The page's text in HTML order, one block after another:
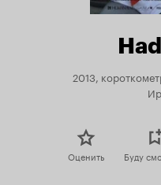
2013,
Оценить Буду